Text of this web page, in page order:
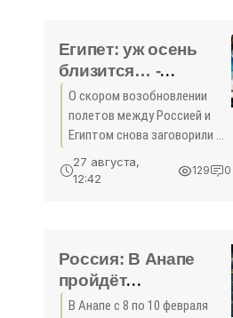
Российского
Египет: уж осень
близится… -
«Новости Туризма»
О скором возобновлении
полетов между Россией и
Египтом снова заговорили в
СМИ. По данным
«Известий», первый самолет
27 августа,
12:42
129 0
Россия: В Анапе
пройдёт
туристическая
В Анапе с 8 по 10 февраля